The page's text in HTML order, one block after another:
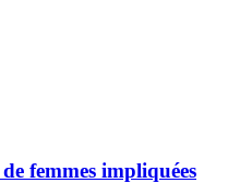
femmes impliquées